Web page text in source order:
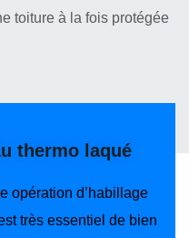
toiture à la fois protégée
thermo laqué
opération d’habillage
très essentiel de bien